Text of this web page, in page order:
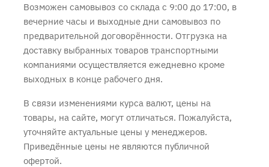
Возможен самовывоз со склада с 9:00 до 17:00, в
вечерние часы и выходные дни самовывоз по
предварительной договорённости. Отгрузка на
доставку выбранных товаров транспортными
компаниями осуществляется ежедневно кроме
выходных в конце рабочего дня.
В связи изменениями курса валют, цены на
товары, на сайте, могут отличаться. Пожалуйста,
уточняйте актуальные цены у менеджеров.
Приведённые цены не являются публичной
офертой.